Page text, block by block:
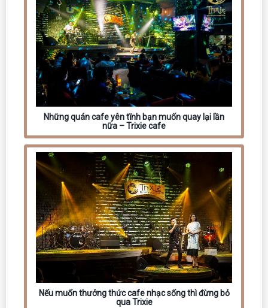
Những quán cafe yên tĩnh bạn muốn quay lại lần
nữa – Trixie cafe
Nếu muốn thưởng thức cafe nhạc sống thì đừng bỏ
qua Trixie